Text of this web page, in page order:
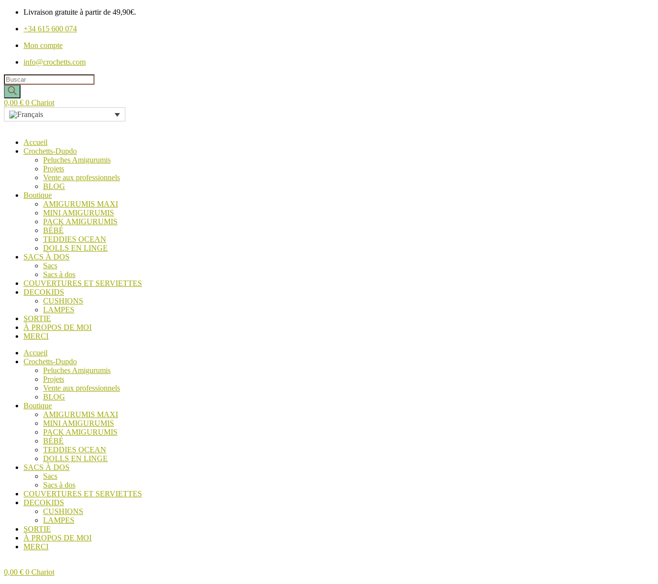
Livraison gratuite à partir de 49,90€.
+34 615 600 074
Mon compte
info@crochetts.com
Recherche
de
produits
0,00 € 0 Chariot
Accueil
Crochetts-Dupdo
Peluches Amigurumis
Projets
Vente aux professionnels
BLOG
Boutique
AMIGURUMIS MAXI
MINI AMIGURUMIS
PACK AMIGURUMIS
BÉBÉ
TEDDIES OCEAN
DOLLS EN LINGE
SACS À DOS
Sacs
Sacs à dos
COUVERTURES ET SERVIETTES
DECOKIDS
CUSHIONS
LAMPES
SORTIE
À PROPOS DE MOI
MERCI
Accueil
Crochetts-Dupdo
Peluches Amigurumis
Projets
Vente aux professionnels
BLOG
Boutique
AMIGURUMIS MAXI
MINI AMIGURUMIS
PACK AMIGURUMIS
BÉBÉ
TEDDIES OCEAN
DOLLS EN LINGE
SACS À DOS
Sacs
Sacs à dos
COUVERTURES ET SERVIETTES
DECOKIDS
CUSHIONS
LAMPES
SORTIE
À PROPOS DE MOI
MERCI
0,00 € 0 Chariot